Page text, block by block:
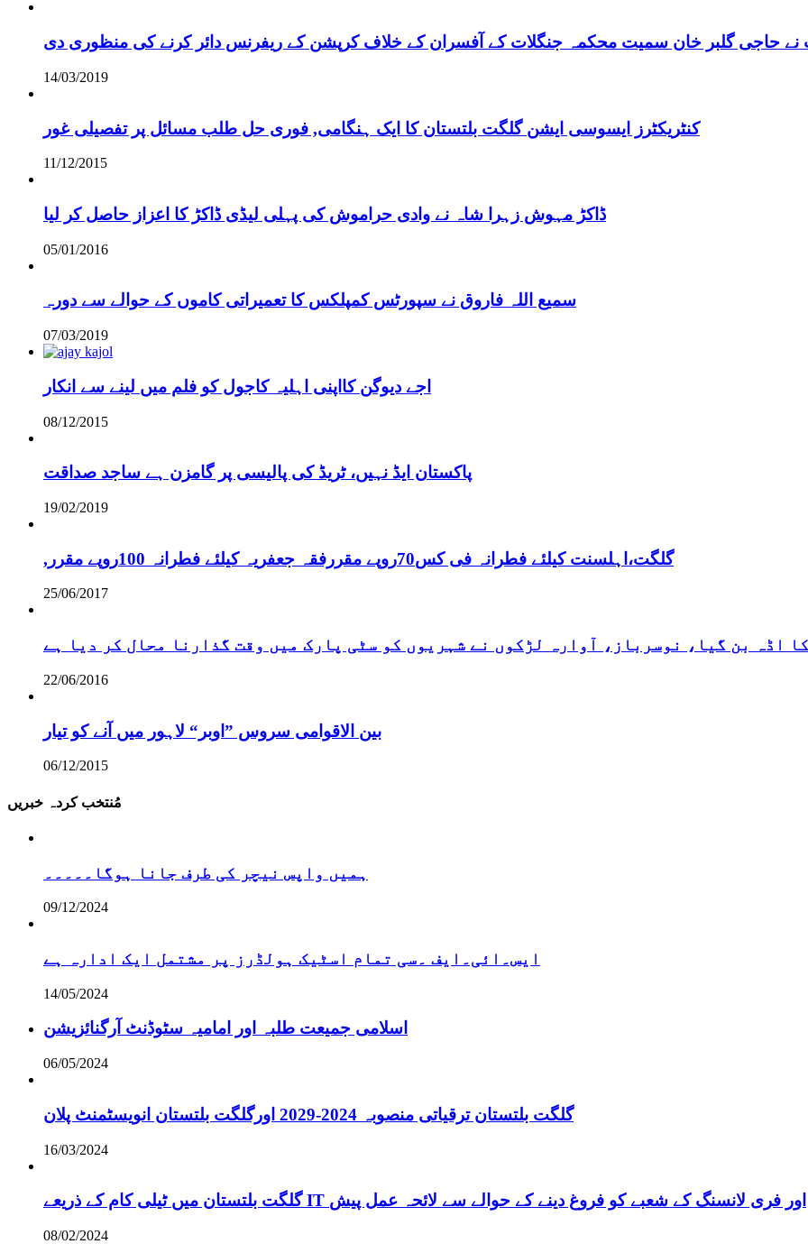
نے حاجی گلبر خان سمیت محکمہ جنگلات کے آفسران کے خلاف کرپشن کے ریفرنس دائر کرنے کی منظوری دی
14/03/2019
کنٹریکٹرز ایسوسی ایشن گلگت بلتستان کا ایک ہنگامی, فوری حل طلب مسائل پر تفصیلی غور
11/12/2015
ڈاکڑ مہوش زہرا شاہ نے وادی حراموش کی پہلی لیڈی ڈاکڑ کا اعزاز حاصل کر لیا
05/01/2016
سمیع اللہ فاروق نے سپورٹس کمپلکس کا تعمیراتی کاموں کے حوالے سے دورہ
07/03/2019
اجے دیوگن کااپنی اہلیہ کاجول کو فلم میں لینے سے انکار
08/12/2015
پاکستان ایڈ نہیں، ٹریڈ کی پالیسی پر گامزن ہے ساجد صداقت
19/02/2019
,گلگت،اہلسنت کیلئے فطرانہ فی کس70روپے مقررفقہ جعفریہ کیلئے فطرانہ 100روپے مقرر
25/06/2017
اڈہ بن گیا، نوسرباز، آوارہ لڑکوں نے شہریوں کو سٹی پارک میں وقت گذارنا محال کر دیا ہے
22/06/2016
بین الاقوامی سروس ”اوبر“ لاہور میں آنے کو تیار
06/12/2015
مُنتخب کردہ خبریں
ہمیں واپس نیچر کی طرف جانا ہوگا۔۔۔۔۔
09/12/2024
ایس۔ائی۔ایف ۔سی تمام اسٹیک ہولڈرز پر مشتمل ایک ادارہ ہے
14/05/2024
اسلامی جمیعت طلبہ اور امامیہ سٹوڈنٹ آرگنائزیشن
06/05/2024
گلگت بلتستان ترقیاتی منصوبہ 2024-2029 اورگلگت بلتستان انویسٹمنٹ پلان
16/03/2024
گلگت بلتستان میں ٹیلی کام کے ذریعے IT اور فری لانسنگ کے شعبے کو فروغ دینے کے حوالے سے لائحہ عمل پیش
08/02/2024